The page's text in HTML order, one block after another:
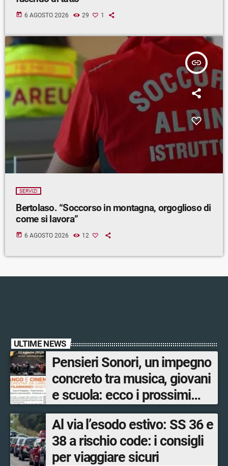
today 6 AGOSTO 2026 29 1
insert_link
SERVIZI
Bertolaso. “Soccorso in montagna, orgoglioso di
come si lavora”
today 6 AGOSTO 2026 12
ULTIME NEWS
Pensieri Sonori, un impegno
concreto tra musica, giovani
e scuola: ecco i prossimi
appuntamenti in Valtellina
Al via l’esodo estivo: SS 36 e
38 a rischio code: i consigli
per viaggiare sicuri